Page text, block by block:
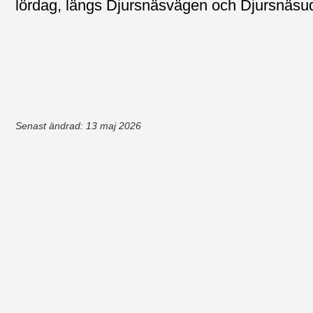
lördag, längs Djursnäsvägen och
Senast ändrad: 13 maj 2026